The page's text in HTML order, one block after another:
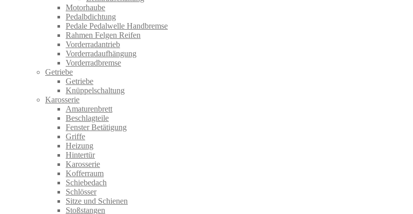
Motorhaube
Pedalbdichtung
Pedale Pedalwelle Handbremse
Rahmen Felgen Reifen
Vorderradantrieb
Vorderradaufhängung
Vorderradbremse
Getriebe
Getriebe
Knüppelschaltung
Karosserie
Amaturenbrett
Beschlagteile
Fenster Betätigung
Griffe
Heizung
Hintertür
Karosserie
Kofferraum
Schiebedach
Schlösser
Sitze und Schienen
Stoßstangen